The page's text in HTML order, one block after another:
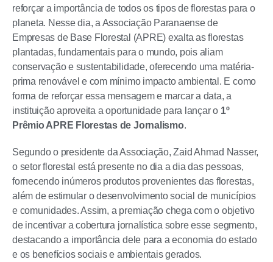
reforçar a importância de todos os tipos de florestas para o
planeta. Nesse dia, a Associação Paranaense de
Empresas de Base Florestal (APRE) exalta as florestas
plantadas, fundamentais para o mundo, pois aliam
conservação e sustentabilidade, oferecendo uma matéria-
prima renovável e com mínimo impacto ambiental. E como
forma de reforçar essa mensagem e marcar a data, a
instituição aproveita a oportunidade para lançar o 1º
Prêmio APRE Florestas de Jornalismo.
Segundo o presidente da Associação, Zaid Ahmad Nasser,
o setor florestal está presente no dia a dia das pessoas,
fornecendo inúmeros produtos provenientes das florestas,
além de estimular o desenvolvimento social de municípios
e comunidades. Assim, a premiação chega com o objetivo
de incentivar a cobertura jornalística sobre esse segmento,
destacando a importância dele para a economia do estado
e os benefícios sociais e ambientais gerados.